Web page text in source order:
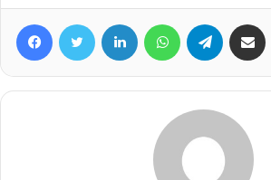
FacebookTwitter Linkedin WhatsAppTelegram